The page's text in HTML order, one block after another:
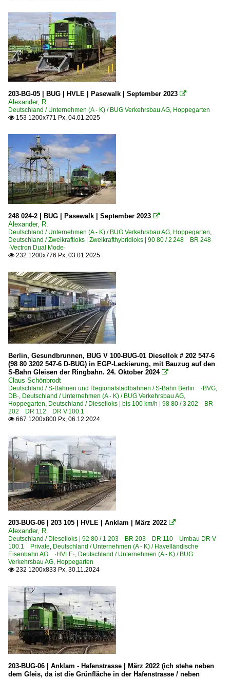
203-BG-05 | BUG | HVLE | Pasewalk | September 2023 
Alexander, R.
Deutschland / Unternehmen (A - K) / BUG Verkehrsbau AG, Hoppegarten
 153 1200x771 Px, 04.01.2025
248 024-2 | BUG | Pasewalk | September 2023 
Alexander, R.
Deutschland / Unternehmen (A - K) / BUG Verkehrsbau AG, Hoppegarten,
Deutschland / Zweikraftloks | Zweikrafthybridloks | 90 80 / 2 248 BR 248
·Vectron Dual Mode·
 232 1200x776 Px, 03.01.2025
Berlin, Gesundbrunnen, BUG V 100-BUG-01 Diesellok # 202 547-6
(98 80 3202 547-6 D-BUG) in EGP-Lackierung, mit Bauzug auf den
S-Bahn Gleisen der Ringbahn. 24. Oktober 2024 
Claus Schönbrodt
Deutschland / S-Bahnen und Regionalstadtbahnen / S-Bahn Berlin ·BVG,
DB·, Deutschland / Unternehmen (A - K) / BUG Verkehrsbau AG,
Hoppegarten, Deutschland / Dieselloks | bis 100 km/h | 98 80 / 3 202 BR
202 DR 112 DR V 100.1
 667 1200x800 Px, 06.12.2024
203-BUG-06 | 203 105 | HVLE | Anklam | März 2022 
Alexander, R.
Deutschland / Dieselloks | 92 80 / 1 203 BR 203 DR 110 Umbau DR V
100.1 Private, Deutschland / Unternehmen (A - K) / Havelländische
Eisenbahn AG ·HVLE·, Deutschland / Unternehmen (A - K) / BUG
Verkehrsbau AG, Hoppegarten
 232 1200x833 Px, 30.11.2024
203-BUG-06 | Anklam - Hafenstrasse | März 2022 (ich stehe neben
dem Gleis, da ist die Grünfläche in der Hafenstrasse / neben